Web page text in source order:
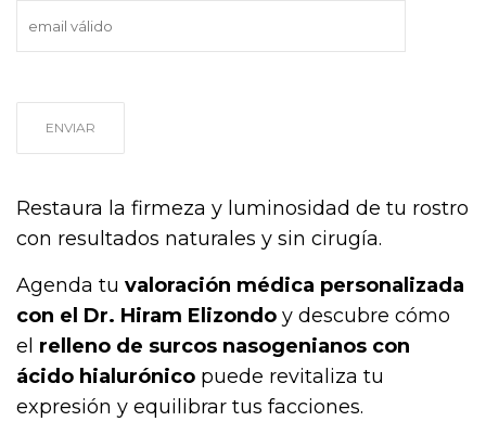
Restaura la firmeza y luminosidad de tu rostro
con resultados naturales y sin cirugía.
Agenda tu valoración médica personalizada
con el Dr. Hiram Elizondo y descubre cómo
el relleno de surcos nasogenianos con
ácido hialurónico puede revitaliza tu
expresión y equilibrar tus facciones.